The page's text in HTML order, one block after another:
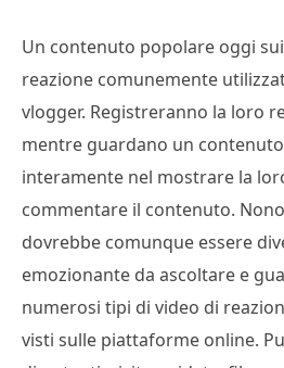
Un contenuto popolare oggi
reazione comunemente
vlogger. Registreranno la loro
mentre guardano un
interamente nel mostrare la
commentare il contenuto.
dovrebbe comunque essere
emozionante da ascoltare e
numerosi tipi di video di
visti sulle piattaforme online.